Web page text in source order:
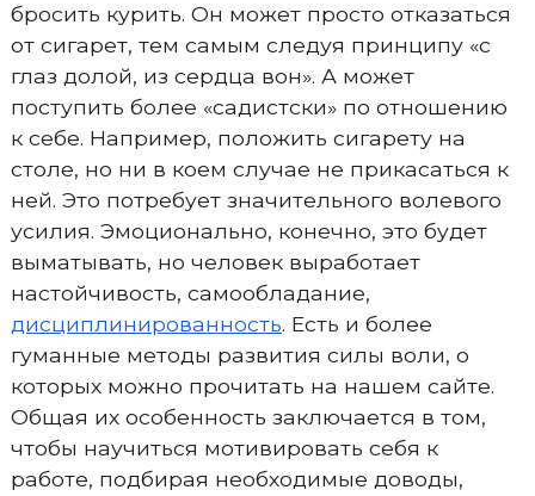
бросить курить. Он может просто отказаться
от сигарет, тем самым следуя принципу «с
глаз долой, из сердца вон». А может
поступить более «садистски» по отношению
к себе. Например, положить сигарету на
столе, но ни в коем случае не прикасаться к
ней. Это потребует значительного волевого
усилия. Эмоционально, конечно, это будет
выматывать, но человек выработает
настойчивость, самообладание,
дисциплинированность. Есть и более
гуманные методы развития силы воли, о
которых можно прочитать на нашем сайте.
Общая их особенность заключается в том,
чтобы научиться мотивировать себя к
работе, подбирая необходимые доводы,